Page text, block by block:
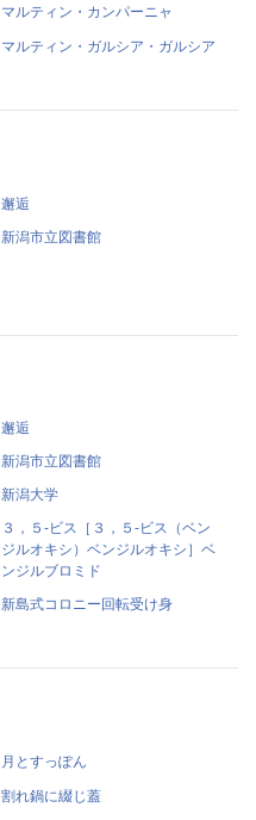
マルティン・カンパーニャ
マルティン・ガルシア・ガルシア
邂逅
新潟市立図書館
邂逅
新潟市立図書館
新潟大学
３，５‐ビス［３，５‐ビス（ベン
ジルオキシ）ベンジルオキシ］ベ
ンジルブロミド
新島式コロニー回転受け身
月とすっぽん
割れ鍋に綴じ蓋